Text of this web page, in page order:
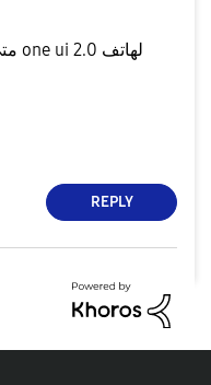
REPLY